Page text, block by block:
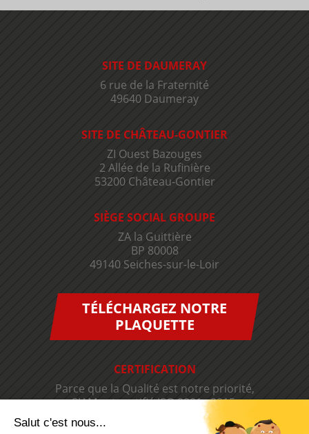
Salut c'est nous...
SITE DE DAUMERAY
6 rue de la Fraternité
49640 Daumeray
SITE DE CHÂTEAU-GONTIER
ZI Ouest Bazouges
2 Allée de la Rufinière
53200 Château-Gontier
SIÈGE SOCIAL GROUPE
ZA la Guittière
BP 80008
49140 Seiches-sur-le-Loir
TÉLÉCHARGEZ NOTRE
PLAQUETTE
CERTIFICATION
Parce que la Qualité est notre priorité,
SIAM est certifié ISO 9001 v2015.